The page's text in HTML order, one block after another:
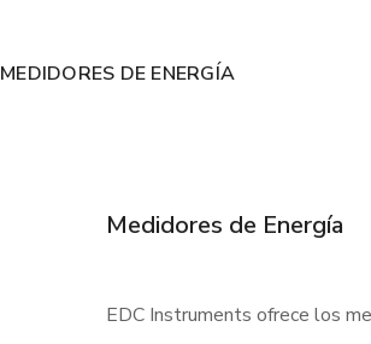
MEDIDORES DE ENERGÍA
Medidores de Energía
EDC Instruments ofrece los